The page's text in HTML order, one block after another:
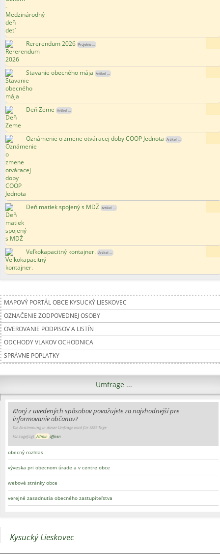
Rererendum 2026 Projekte ...
Stavanie obecného mája Artikel ...
Deň Zeme Artikel ...
Oznámenie o zmene otváracej doby COOP Jednota Artikel ...
Deň matiek spojený s MDŽ Artikel ...
Veľkokapacitný kontajner. Artikel ...
MAPOVÝ PORTÁL OBCE KYSUCKÝ LIESKOVEC
OZNAČENIE ZODPOVEDNEJ OSOBY
OVEROVANIE PODPISOV A LISTÍN
ODCHODY VLAKOV OCHODNICA
SPRÁVNE POPLATKY
Umfrage ...
Ktorý z uvedených spôsobov považujete za najvhodnejší pre
informovanie občanov?
Die Abstimmung in dieser Umfrage wird für 3885 Tage
Hinzugefügt Admin öffnen
obecný rozhlas
výveska pri obecnom úrade a v centre obce
webové stránky obce
verejné zasadnutia obecného zastupiteľstva
Kysucký Lieskovec